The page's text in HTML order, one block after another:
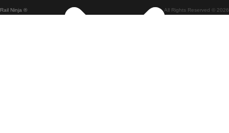
마드리드에서 바르셀로나로 가는 고속 열차
Rail Ninja ® All Rights Reserved © 2026